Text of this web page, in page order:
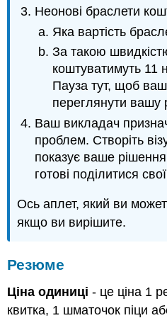
Неонові браслети
Яка вартість
За такою
коштуватимуть 11
Пауза тут, щоб
переглянути вашу
Ваш викладач
проблем. Створіть
показує ваше
готові поділитися
Ось аплет, який ви
якщо ви вирішите.
Резюме
Ціна одиниці - це ціна 1
квитка, 1 шматочок піци